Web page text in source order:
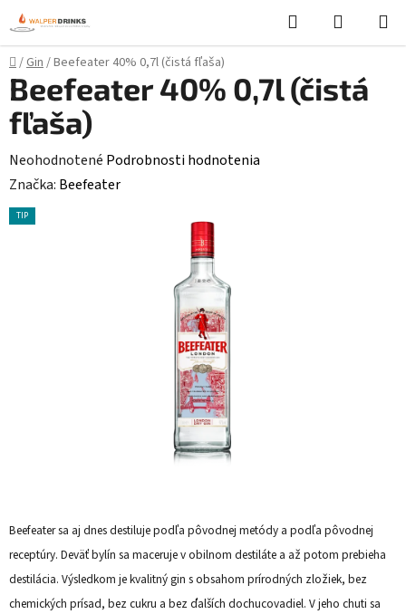
Prejsť
na
obsah
Hľadať
KOŠÍK
Domov
/Gin/Beefeater 40% 0,7l (čistá fľaša)
Beefeater sa aj dnes destiluje podľa pôvodnej metódy a podľa pôvodnej
receptúry. Deväť bylín sa maceruje v obilnom destiláte a až potom prebieha
destilácia. Výsledkom je kvalitný gin s obsahom prírodných zložiek, bez
chemických prísad, bez cukru a bez ďalších dochucovadiel. V jeho chuti sa
Beefeater 40% 0,7l (čistá
fľaša)
Priemerné
hodnotenie
produktu
Neohodnotené Podrobnosti hodnotenia
Značka: Beefeater
TIP